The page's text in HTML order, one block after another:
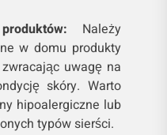
Należy
w domu produkty
uwagę na
skóry. Warto
hipoalergiczne lub
typów sierści.